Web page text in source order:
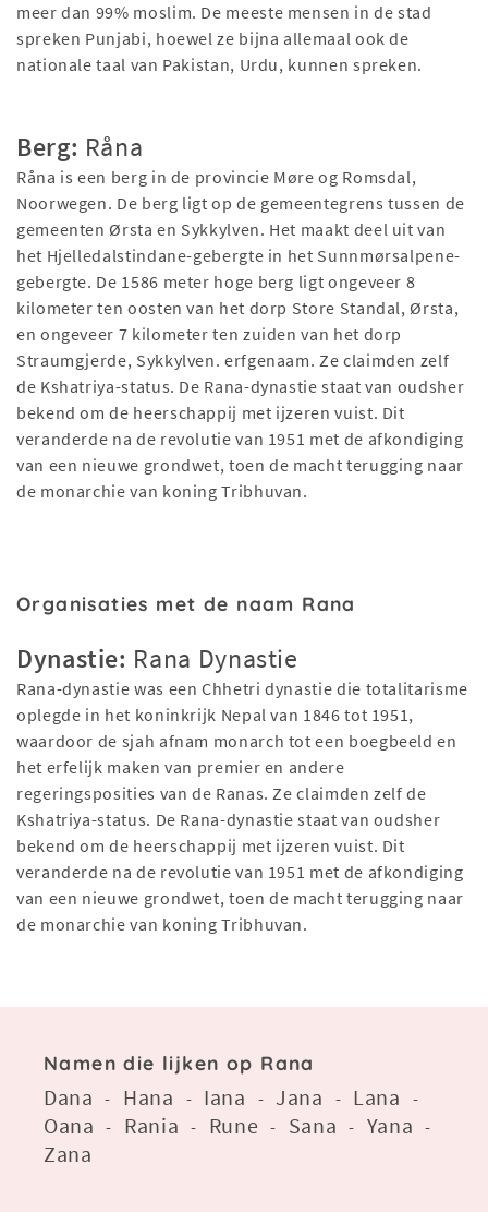
meer dan 99% moslim. De meeste mensen in de stad
spreken Punjabi, hoewel ze bijna allemaal ook de
nationale taal van Pakistan, Urdu, kunnen spreken.
Berg: Råna
Råna is een berg in de provincie Møre og Romsdal,
Noorwegen. De berg ligt op de gemeentegrens tussen de
gemeenten Ørsta en Sykkylven. Het maakt deel uit van
het Hjelledalstindane-gebergte in het Sunnmørsalpene-
gebergte. De 1586 meter hoge berg ligt ongeveer 8
kilometer ten oosten van het dorp Store Standal, Ørsta,
en ongeveer 7 kilometer ten zuiden van het dorp
Straumgjerde, Sykkylven. erfgenaam. Ze claimden zelf
de Kshatriya-status. De Rana-dynastie staat van oudsher
bekend om de heerschappij met ijzeren vuist. Dit
veranderde na de revolutie van 1951 met de afkondiging
van een nieuwe grondwet, toen de macht terugging naar
de monarchie van koning Tribhuvan.
Organisaties met de naam Rana
Dynastie: Rana Dynastie
Rana-dynastie was een Chhetri dynastie die totalitarisme
oplegde in het koninkrijk Nepal van 1846 tot 1951,
waardoor de sjah afnam monarch tot een boegbeeld en
het erfelijk maken van premier en andere
regeringsposities van de Ranas. Ze claimden zelf de
Kshatriya-status. De Rana-dynastie staat van oudsher
bekend om de heerschappij met ijzeren vuist. Dit
veranderde na de revolutie van 1951 met de afkondiging
van een nieuwe grondwet, toen de macht terugging naar
de monarchie van koning Tribhuvan.
Namen die lijken op Rana
Dana - Hana - Iana - Jana - Lana -
Oana - Rania - Rune - Sana - Yana -
Zana